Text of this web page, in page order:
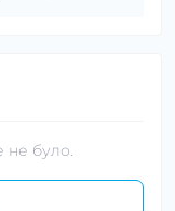
не було.